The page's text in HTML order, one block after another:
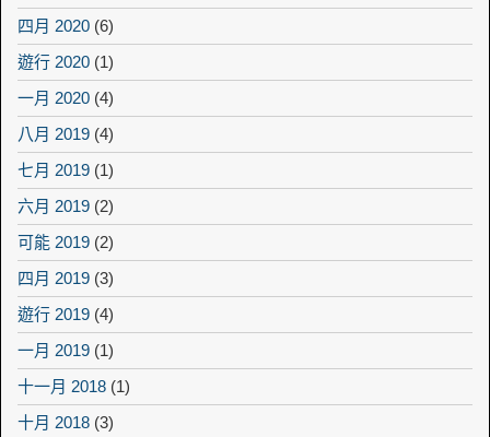
四月 2020 (6)
遊行 2020 (1)
一月 2020 (4)
八月 2019 (4)
七月 2019 (1)
六月 2019 (2)
可能 2019 (2)
四月 2019 (3)
遊行 2019 (4)
一月 2019 (1)
十一月 2018 (1)
十月 2018 (3)